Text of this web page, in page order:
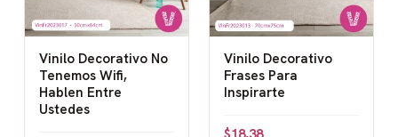
Vinilo Decorativo No
Tenemos Wifi,
Hablen Entre
Ustedes
Vinilo Decorativo
Frases Para
Inspirarte